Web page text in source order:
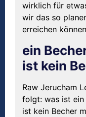
wirklich für
wir das so
erreichen
ein
ist kein
Raw Jerucham
folgt: was ist ein
ist kein Becher